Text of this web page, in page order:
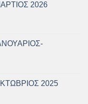
2026
2025